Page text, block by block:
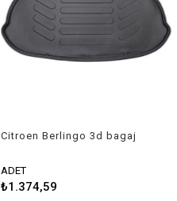
Citroen Berlingo 3d bagaj
ADET
₺1.374,59